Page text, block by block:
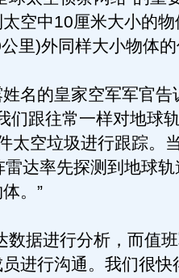
空中10厘米大小的
里)外同样大小物体
的皇家空军军官告
们跟往常一样对地球
太空垃圾进行跟踪。
达率先探测到地球
。”
据进行分析，而值班
进行沟通。我们很快